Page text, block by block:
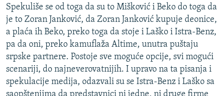
POST SCRIPTUM
MOJA EVROPA
TRI DECENIJE OD RATA U BIH
SVE KARTE DEJTONA
NASTANAK I RASPAD JUGOSLAVIJE
Spekuliše se od toga da su to Mišković i Beko do toga da
je to Zoran Janković, da Zoran Janković kupuje deonice,
a plaća ih Beko, preko toga da stoje i Laško i Istra-Benz,
pa da oni, preko kamuflaža Altime, unutra puštaju
srpske partnere. Postoje sve moguće opcije, svi mogući
scenariji, do najneverovatnijih. I upravo na ta pisanja i
spekulacije medija, odazvali su se Istra-Benz i Laško sa